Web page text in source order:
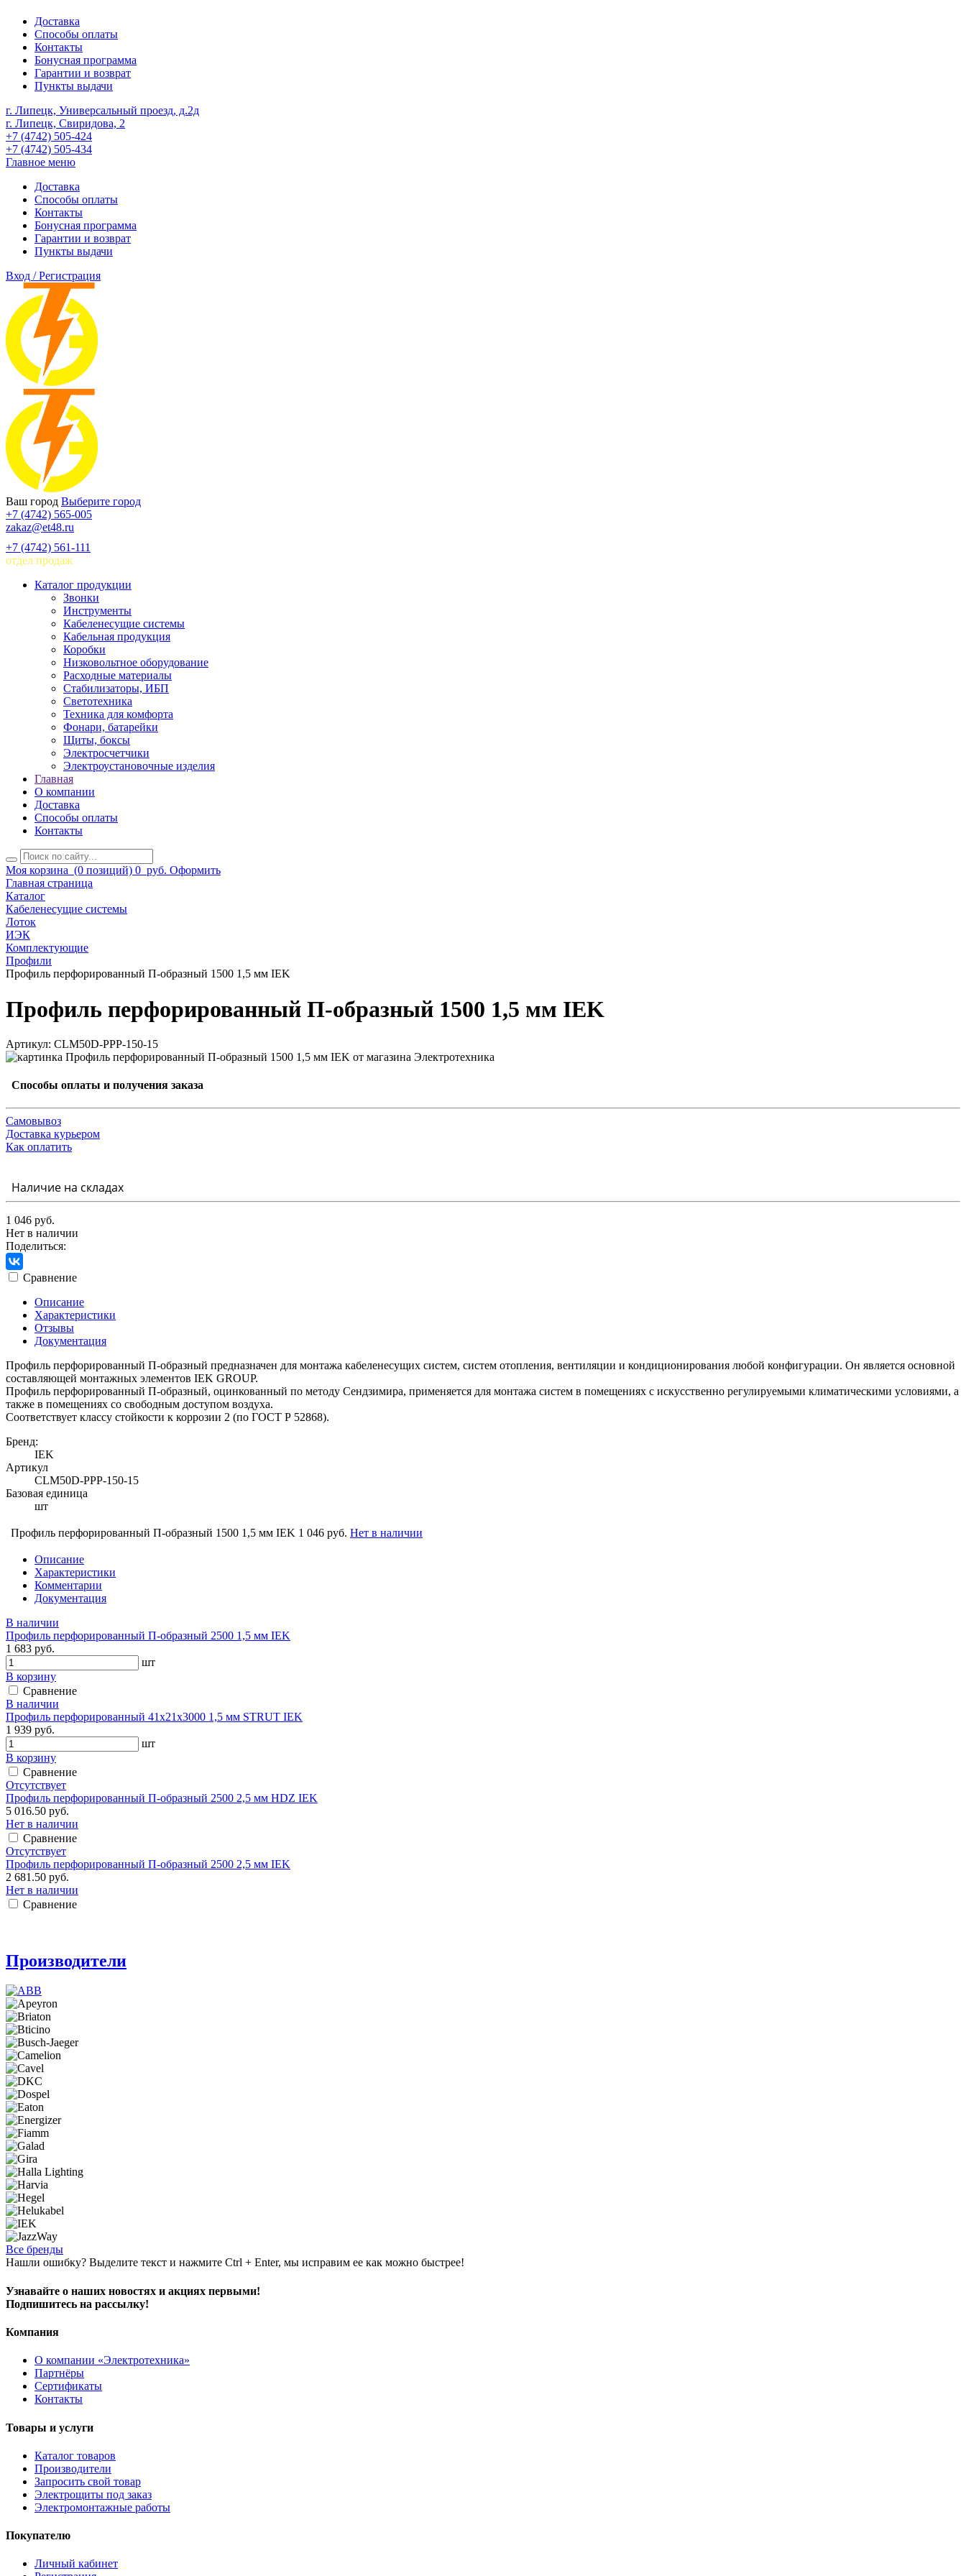
Доставка
Способы оплаты
Контакты
Бонусная программа
Гарантии и возврат
Пункты выдачи
г. Липецк, Универсальный проезд, д.2д
г. Липецк, Свиридова, 2
+7 (4742) 505-424
+7 (4742) 505-434
Главное меню
Доставка
Способы оплаты
Контакты
Бонусная программа
Гарантии и возврат
Пункты выдачи
Вход / Регистрация
Ваш город Выберите город
+7 (4742) 565-005
zakaz@et48.ru
+7 (4742) 561-111
отдел продаж
Каталог продукции
Звонки
Инструменты
Кабеленесущие системы
Кабельная продукция
Коробки
Низковольтное оборудование
Расходные материалы
Стабилизаторы, ИБП
Светотехника
Техника для комфорта
Фонари, батарейки
Щиты, боксы
Электросчетчики
Электроустановочные изделия
Главная
О компании
Доставка
Способы оплаты
Контакты
Моя корзина (0 позиций) 0 руб. Оформить
Главная страница
Каталог
Кабеленесущие системы
Лоток
ИЭК
Комплектующие
Профили
Профиль перфорированный П-образный 1500 1,5 мм IEK
Профиль перфорированный П-образный 1500 1,5 мм IEK
Артикул: CLM50D-PPP-150-15
Способы оплаты и получения заказа
Самовывоз
Доставка курьером
Как оплатить
Наличие на складах
1 046 руб.
Нет в наличии
Поделиться:
Сравнение
Описание
Характеристики
Отзывы
Документация
Профиль перфорированный П-образный предназначен для монтажа кабеленесущих систем, систем отопления, вентиляции и кондиционирования любой конфигурации. Он является основной
составляющей монтажных элементов IEK GROUP.
Профиль перфорированный П-образный, оцинкованный по методу Сендзимира, применяется для монтажа систем в помещениях с искусственно регулируемыми климатическими условиями, а
также в помещениях со свободным доступом воздуха.
Соответствует классу стойкости к коррозии 2 (по ГОСТ Р 52868).
Бренд:
IEK
Артикул
CLM50D-PPP-150-15
Базовая единица
шт
Профиль перфорированный П-образный 1500 1,5 мм IEK 1 046 руб. Нет в наличии
Описание
Характеристики
Комментарии
Документация
В наличии
Профиль перфорированный П-образный 2500 1,5 мм IEK
1 683 руб.
шт
В корзину
Сравнение
В наличии
Профиль перфорированный 41х21х3000 1,5 мм STRUT IEK
1 939 руб.
шт
В корзину
Сравнение
Отсутствует
Профиль перфорированный П-образный 2500 2,5 мм HDZ IEK
5 016.50 руб.
Нет в наличии
Сравнение
Отсутствует
Профиль перфорированный П-образный 2500 2,5 мм IEK
2 681.50 руб.
Нет в наличии
Сравнение
Производители
Все бренды
Нашли ошибку? Выделите текст и нажмите Ctrl + Enter, мы исправим ее как можно быстрее!
Узнавайте о наших новостях и акциях первыми!
Подпишитесь на рассылку!
Компания
О компании «Электротехника»
Партнёры
Сертификаты
Контакты
Товары и услуги
Каталог товаров
Производители
Запросить свой товар
Электрощиты под заказ
Электромонтажные работы
Покупателю
Личный кабинет